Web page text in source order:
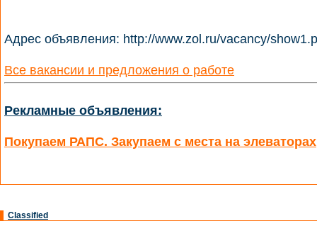
Адрес объявления: http://www.zol.ru/vacancy/
Все вакансии и предложения о работе
Рекламные объявления:
Покупаем РАПС. Закупаем с места на элеваторах
Classified